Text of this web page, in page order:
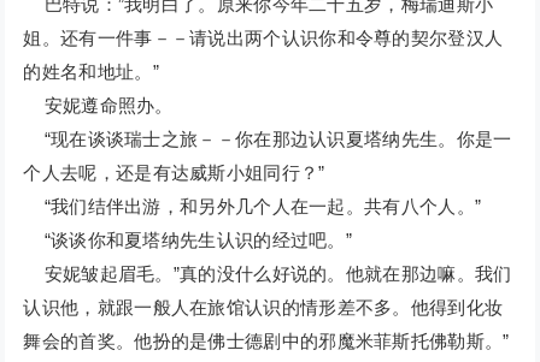
巴特说：”我明白了。原来你今年二十五岁，梅瑞迪斯小
姐。还有一件事－－请说出两个认识你和令尊的契尔登汉人
的姓名和地址。”
安妮遵命照办。
“现在谈谈瑞士之旅－－你在那边认识夏塔纳先生。你是一
个人去呢，还是有达威斯小姐同行？”
“我们结伴出游，和另外几个人在一起。共有八个人。”
“谈谈你和夏塔纳先生认识的经过吧。”
安妮皱起眉毛。”真的没什么好说的。他就在那边嘛。我们
认识他，就跟一般人在旅馆认识的情形差不多。他得到化妆
舞会的首奖。他扮的是佛士德剧中的邪魔米菲斯托佛勒斯。”